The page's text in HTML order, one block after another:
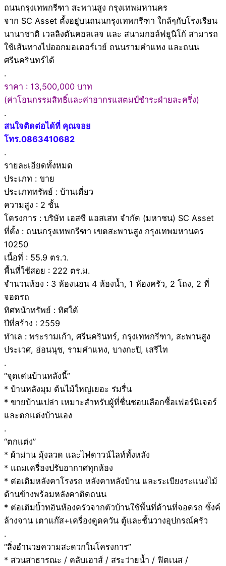
ถนนกรุงเทพกรีฑา สะพานสูง กรุงเทพมหานคร
จาก SC Asset ตั้งอยู่บนถนนกรุงเทพกรีฑา ใกล้ๆกับโรงเรียน
นานาชาติ เวลลิงตันคอลเลจ และ สนามกอล์ฟยูนิโก้ สามารถ
ใช้เส้นทางไปออกมอเตอร์เวย์ ถนนรามคำแหง และถนน
ศรีนครินทร์ได้
.
ราคา : 13,500,000 บาท
(ค่าโอนกรรมสิทธิ์และค่าอากรแสตมป์ชำระฝ่ายละครึ่ง)
.
สนใจติดต่อได้ที่ คุณจอย
โทร.0863410682
.
รายละเอียดทั้งหมด
ประเภท : ขาย
ประเภททรัพย์ : บ้านเดี่ยว
ความสูง : 2 ชั้น
โครงการ : บริษัท เอสซี แอสเสท จำกัด (มหาชน) SC Asset
ที่ตั้ง : ถนนกรุงเทพกรีฑา เขตสะพานสูง กรุงเทพมหานคร
10250
เนื้อที่ : 55.9 ตร.ว.
พื้นที่ใช้สอย : 222 ตร.ม.
จำนวนห้อง : 3 ห้องนอน 4 ห้องน้ำ, 1 ห้องครัว, 2 โถง, 2 ที่
จอดรถ
ทิศหน้าทรัพย์ : ทิศใต้
ปีที่สร้าง : 2559
ทำเล : พระรามเก้า, ศรีนครินทร์, กรุงเทพกรีฑา, สะพานสูง
ประเวศ, อ่อนนุช, รามคำแหง, บางกะปิ, เสรีไท
.
“จุดเด่นบ้านหลังนี้”
* บ้านหลังมุม ต้นไม้ใหญ่เยอะ ร่มรื่น
* ขายบ้านเปล่า เหมาะสำหรับผู้ที่ชื่นชอบเลือกซื้อเฟอร์นิเจอร์
และตกแต่งบ้านเอง
.
“ตกแต่ง”
* ผ้าม่าน มุ้งลวด และไฟดาวน์ไลท์ทั้งหลัง
* แถมเครื่องปรับอากาศทุกห้อง
* ต่อเติมหลังคาโรงรถ หลังคาหลังบ้าน และระเบียงระแนงไม้
ด้านข้างพร้อมหลังคาติดถนน
* ต่อเติมบิ้วทอินห้องครัวจากตัวบ้านใช้พื้นที่ด้านที่จอดรถ ซิ้งค์
ล้างจาน เตาแก๊ส+เครื่องดูดควัน ตู้และชั้นวางอุปกรณ์ครัว
.
“สิ่งอำนวยความสะดวกในโครงการ”
* สวนสาธารณะ / คลับเฮาส์ / สระว่ายน้ำ / ฟิตเนส /